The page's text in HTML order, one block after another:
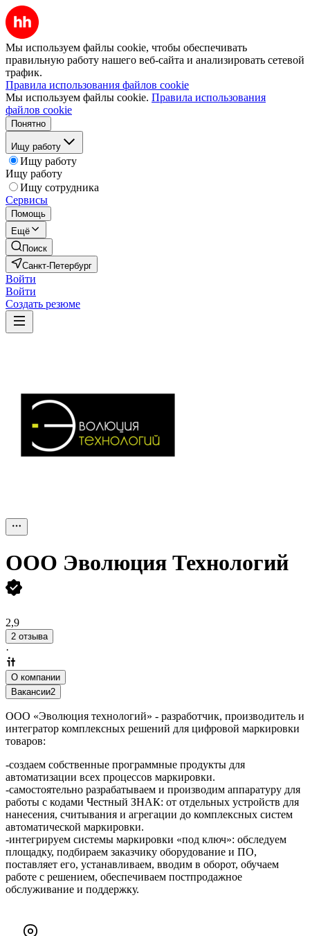
Мы используем файлы cookie, чтобы обеспечивать
правильную работу нашего веб-сайта и анализировать сетевой
трафик.
Правила использования файлов cookie
Мы используем файлы cookie. Правила использования
файлов cookie
Понятно
Ищу работу
Ищу работу
Ищу работу
Ищу сотрудника
Сервисы
Помощь
Ещё
Поиск
Санкт-Петербург
Войти
Войти
Создать резюме
ООО Эволюция Технологий
2,9
2 отзыва
·
О компании
Вакансии2
ООО «Эволюция технологий» - разработчик, производитель и
интегратор комплексных решений для цифровой маркировки
товаров:
-создаем собственные программные продукты для
автоматизации всех процессов маркировки.
-самостоятельно разрабатываем и производим аппаратуру для
работы с кодами Честный ЗНАК: от отдельных устройств для
нанесения, считывания и агрегации до комплексных систем
автоматической маркировки.
-интегрируем системы маркировки «под ключ»: обследуем
площадку, подбираем заказчику оборудование и ПО,
поставляет его, устанавливаем, вводим в оборот, обучаем
работе с решением, обеспечиваем постпродажное
обслуживание и поддержку.